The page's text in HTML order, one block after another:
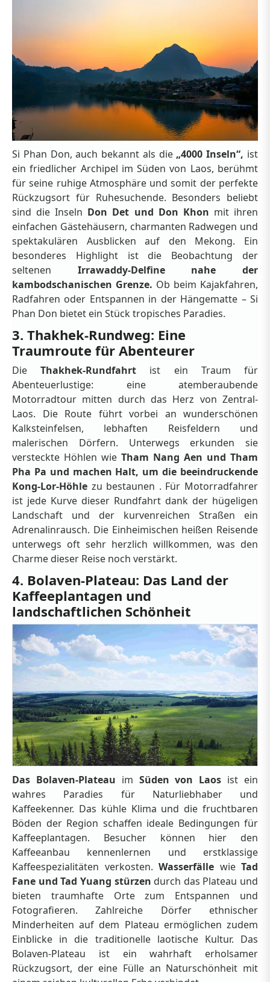
Si Phan Don, auch bekannt als die „4000 Inseln“, ist
ein friedlicher Archipel im Süden von Laos, berühmt
für seine ruhige Atmosphäre und somit der perfekte
Rückzugsort für Ruhesuchende. Besonders beliebt
sind die Inseln Don Det und Don Khon mit ihren
einfachen Gästehäusern, charmanten Radwegen und
spektakulären Ausblicken auf den Mekong. Ein
besonderes Highlight ist die Beobachtung der
seltenen Irrawaddy-Delfine nahe der
kambodschanischen Grenze. Ob beim Kajakfahren,
Radfahren oder Entspannen in der Hängematte – Si
Phan Don bietet ein Stück tropisches Paradies.
3. Thakhek-Rundweg: Eine
Traumroute für Abenteurer
DieThakhek-Rundfahrt ist ein Traum für
Abenteuerlustige: eine atemberaubende
Motorradtour mitten durch das Herz von Zentral-
Laos. Die Route führt vorbei an wunderschönen
Kalksteinfelsen, lebhaften Reisfeldern und
malerischen Dörfern. Unterwegs erkunden sie
versteckte Höhlen wie Tham Nang Aen und Tham
Pha Pa und machen Halt, um die beeindruckende
Kong-Lor-Höhle zu bestaunen . Für Motorradfahrer
ist jede Kurve dieser Rundfahrt dank der hügeligen
Landschaft und der kurvenreichen Straßen ein
Adrenalinrausch. Die Einheimischen heißen Reisende
unterwegs oft sehr herzlich willkommen, was den
Charme dieser Reise noch verstärkt.
4. Bolaven-Plateau: Das Land der
Kaffeeplantagen und
landschaftlichen Schönheit
Das Bolaven-Plateau im Süden von Laos ist ein
wahres Paradies für Naturliebhaber und
Kaffeekenner. Das kühle Klima und die fruchtbaren
Böden der Region schaffen ideale Bedingungen für
Kaffeeplantagen. Besucher können hier den
Kaffeeanbau kennenlernen und erstklassige
Kaffeespezialitäten verkosten. Wasserfälle wie Tad
Fane und Tad Yuang stürzen durch das Plateau und
bieten traumhafte Orte zum Entspannen und
Fotografieren. Zahlreiche Dörfer ethnischer
Minderheiten auf dem Plateau ermöglichen zudem
Einblicke in die traditionelle laotische Kultur. Das
Bolaven-Plateau ist ein wahrhaft erholsamer
Rückzugsort, der eine Fülle an Naturschönheit mit